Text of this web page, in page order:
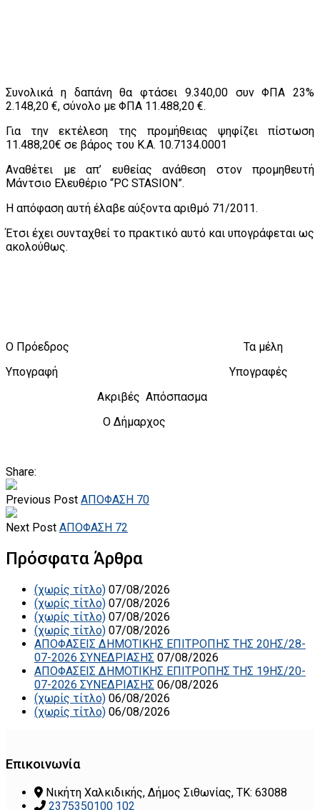
Συνολικά η δαπάνη θα φτάσει 9.340,00 συν ΦΠΑ 23%
2.148,20 €, σύνολο με ΦΠΑ 11.488,20 €.
Για την εκτέλεση της προμήθειας ψηφίζει πίστωση
11.488,20€ σε βάρος του Κ.Α. 10.7134.0001
Αναθέτει με απ’ ευθείας ανάθεση στον προμηθευτή
Μάντσιο Ελευθέριο “PC STASIΟΝ”.
Η απόφαση αυτή έλαβε αύξοντα αριθμό 71/2011.
Έτσι έχει συνταχθεί το πρακτικό αυτό και υπογράφεται ως
ακολούθως.
Ο Πρόεδρος Τα μέλη
Υπογραφή Υπογραφές
Ακριβές Απόσπασμα
Ο Δήμαρχος
Share:
Previous Post ΑΠΟΦΑΣΗ 70
Next Post ΑΠΟΦΑΣΗ 72
Πρόσφατα Άρθρα
(χωρίς τίτλο) 07/08/2026
(χωρίς τίτλο) 07/08/2026
(χωρίς τίτλο) 07/08/2026
(χωρίς τίτλο) 07/08/2026
ΑΠΟΦΑΣΕΙΣ ΔΗΜΟΤΙΚΗΣ ΕΠΙΤΡΟΠΗΣ ΤΗΣ 20ΗΣ/28-
07-2026 ΣΥΝΕΔΡΙΑΣΗΣ 07/08/2026
ΑΠΟΦΑΣΕΙΣ ΔΗΜΟΤΙΚΗΣ ΕΠΙΤΡΟΠΗΣ ΤΗΣ 19ΗΣ/20-
07-2026 ΣΥΝΕΔΡΙΑΣΗΣ 06/08/2026
(χωρίς τίτλο) 06/08/2026
(χωρίς τίτλο) 06/08/2026
Επικοινωνία
Νικήτη Χαλκιδικής, Δήμος Σιθωνίας, ΤΚ: 63088
2375350100 102